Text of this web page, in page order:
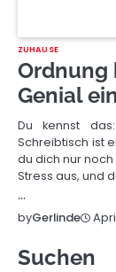
ZUHAUSE
Ordnung
Genial
Du kennst
Schreibtisch ist
du dich nur
Stress aus, und
…
byGerlinde
Suchen